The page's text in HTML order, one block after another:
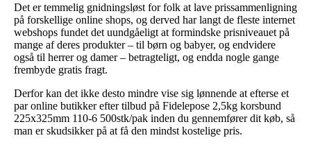
Det er temmelig gnidningsløst for folk at lave prissammenligning
på forskellige online shops, og derved har langt de fleste internet
webshops fundet det uundgåeligt at formindske prisniveauet på
mange af deres produkter – til børn og babyer, og endvidere
også til herrer og damer – betragteligt, og endda nogle gange
frembyde gratis fragt.
Derfor kan det ikke desto mindre vise sig lønnende at efterse et
par online butikker efter tilbud på Fidelepose 2,5kg korsbund
225x325mm 110-6 500stk/pak inden du gennemfører dit køb, så
man er skudsikker på at få den mindst kostelige pris.